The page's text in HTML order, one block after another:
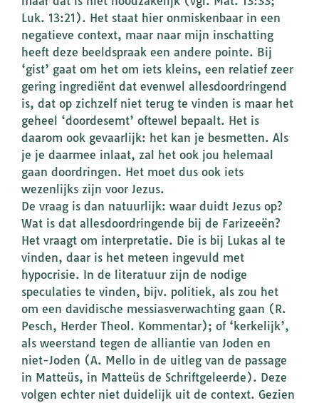
Luk. 13:21). Het staat hier onmiskenbaar in een
negatieve context, maar naar mijn inschatting
heeft deze beeldspraak een andere pointe. Bij
‘gist’ gaat om het om iets kleins, een relatief zeer
gering ingrediënt dat evenwel allesdoordringend
is, dat op zichzelf niet terug te vinden is maar het
geheel ‘doordesemt’ oftewel bepaalt. Het is
daarom ook gevaarlijk: het kan je besmetten. Als
je je daarmee inlaat, zal het ook jou helemaal
gaan doordringen. Het moet dus ook iets
wezenlijks zijn voor Jezus.
De vraag is dan natuurlijk: waar duidt Jezus op?
Wat is dat allesdoordringende bij de Farizeeën?
Het vraagt om interpretatie. Die is bij Lukas al te
vinden, daar is het meteen ingevuld met
hypocrisie. In de literatuur zijn de nodige
speculaties te vinden, bijv. politiek, als zou het
om een davidische messiasverwachting gaan (R.
Pesch, Herder Theol. Kommentar); of ‘kerkelijk’,
als weerstand tegen de alliantie van Joden en
niet-Joden (A. Mello in de uitleg van de passage
in Matteüs, in Matteüs de Schriftgeleerde). Deze
volgen echter niet duidelijk uit de context. Gezien